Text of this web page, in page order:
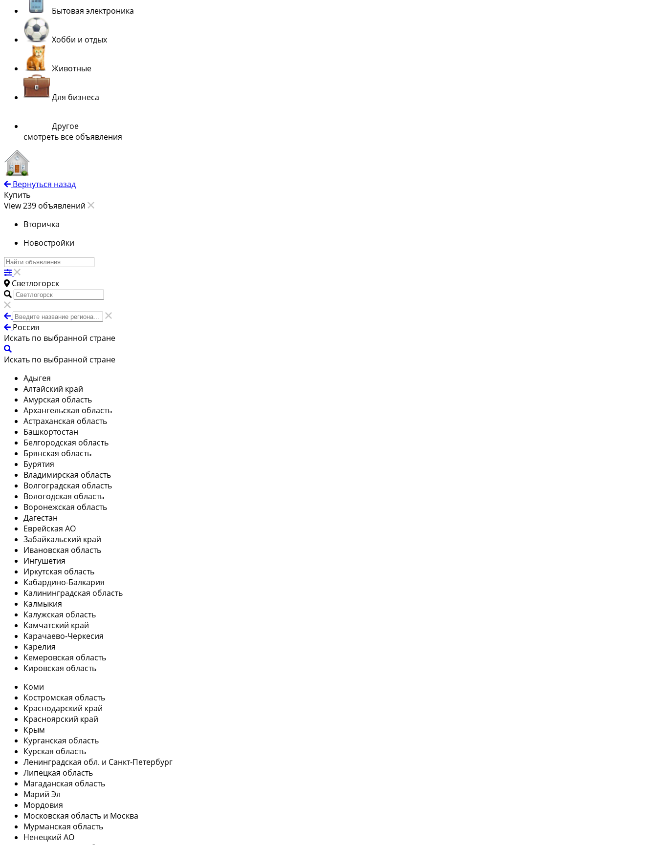
Бытовая электроника
Хобби и отдых
Животные
Для бизнеса
Другое
смотреть все объявления
Вернуться назад
Купить
View 239 объявлений
Вторичка
Новостройки
Светлогорск
Россия
Искать по выбранной стране
Искать по выбранной стране
Адыгея
Алтайский край
Амурская область
Архангельская область
Астраханская область
Башкортостан
Белгородская область
Брянская область
Бурятия
Владимирская область
Волгоградская область
Вологодская область
Воронежская область
Дагестан
Еврейская АО
Забайкальский край
Ивановская область
Ингушетия
Иркутская область
Кабардино-Балкария
Калининградская область
Калмыкия
Калужская область
Камчатский край
Карачаево-Черкесия
Карелия
Кемеровская область
Кировская область
Коми
Костромская область
Краснодарский край
Красноярский край
Крым
Курганская область
Курская область
Ленинградская обл. и Санкт-Петербург
Липецкая область
Магаданская область
Марий Эл
Мордовия
Московская область и Москва
Мурманская область
Ненецкий АО